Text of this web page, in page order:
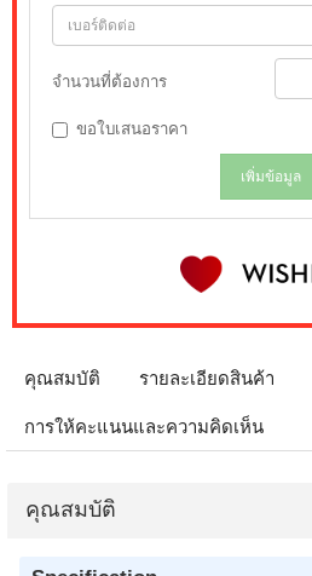
จำนวนที่ต้องการ
ขอใบเสนอราคา
เพิ่มข้อมูล
คุณสมบัติ รายละเอียดสินค้า
การให้คะแนนและความคิดเห็น
คุณสมบัติ